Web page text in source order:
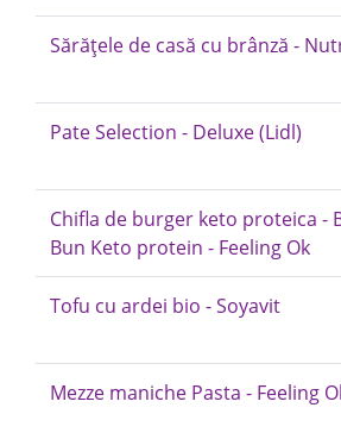
Sărățele de casă cu brânză -
Pate Selection - Deluxe (Lidl)
Chifla de burger keto proteica -
Bun Keto protein - Feeling Ok
Tofu cu ardei bio - Soyavit
Mezze maniche Pasta - Feeling